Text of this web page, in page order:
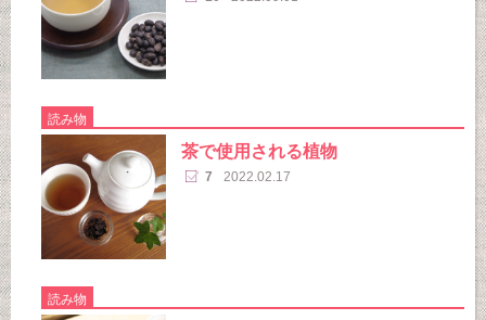
読み物
茶で使用される植物
7 2022.02.17
読み物